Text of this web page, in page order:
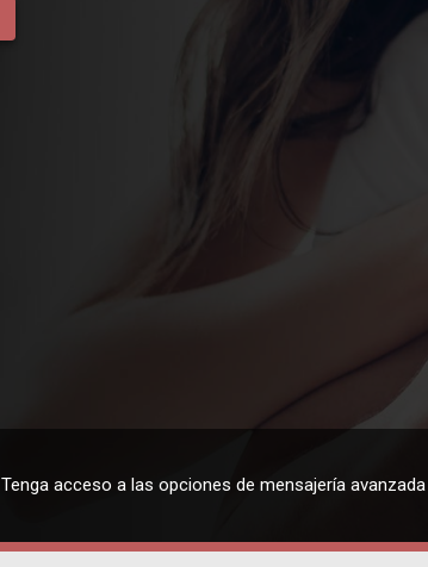
Tenga acceso a las opciones de mensajería avanzada